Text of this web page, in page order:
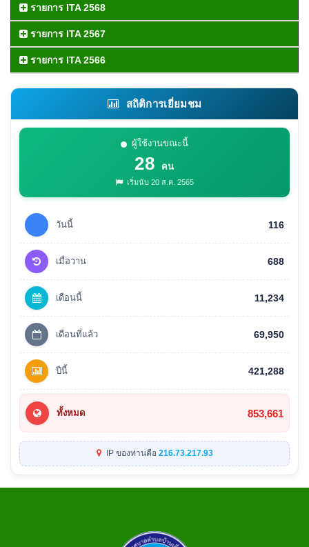
รายการ ITA 2568
รายการ ITA 2567
รายการ ITA 2566
สถิติการเยี่ยมชม
ผู้ใช้งานขณะนี้
28 คน
เริ่มนับ 20 ส.ค. 2565
วันนี้ 116
เมื่อวาน 688
เดือนนี้ 11,234
เดือนที่แล้ว 69,950
ปีนี้ 421,288
ทั้งหมด 853,661
IP ของท่านคือ 216.73.217.93